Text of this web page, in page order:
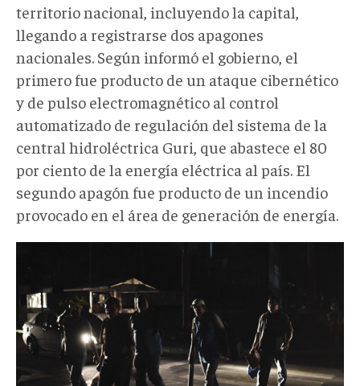
territorio nacional, incluyendo la capital,
llegando a registrarse dos apagones
nacionales. Según informó el gobierno, el
primero fue producto de un ataque cibernético
y de pulso electromagnético al control
automatizado de regulación del sistema de la
central hidroléctrica Guri, que abastece el 80
por ciento de la energía eléctrica al país. El
segundo apagón fue producto de un incendio
provocado en el área de generación de energía.
sabotaje002.png